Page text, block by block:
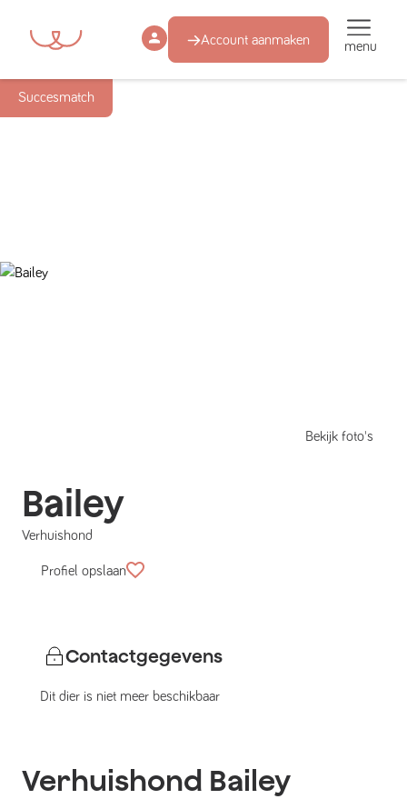
Account aanmaken menu
Succesmatch
Bekijk foto's
Bailey
Verhuishond
Profiel opslaan
Contactgegevens
Dit dier is niet meer beschikbaar
Verhuishond Bailey